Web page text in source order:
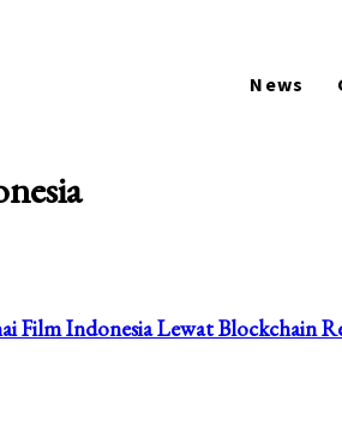
News
Film Indonesia Lewat Blockchain